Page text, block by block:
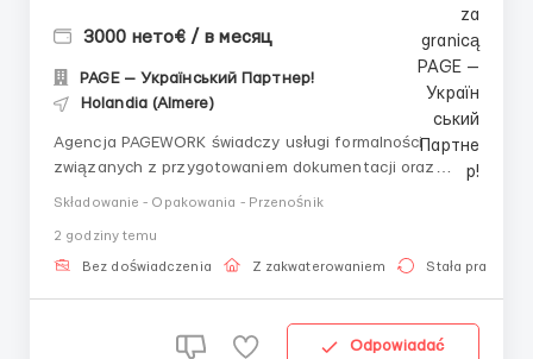
3000 нето€ / в месяц
PAGE — Український Партнер!
Holandia (Almere)
Agencja PAGEWORK świadczy usługi formalności
związanych z przygotowaniem dokumentacji oraz
bezpośredniego zatrudnienia u pracodawcy dla
oferty: Główny Rekruter: Witalij Szewczenko Telefon
do konsultacji / doboru ofert: &nb...
Składowanie - Opakowania - Przenośnik
2 godziny temu
Bez doświadczenia Z zakwaterowaniem Stała praca
Odpowiadać